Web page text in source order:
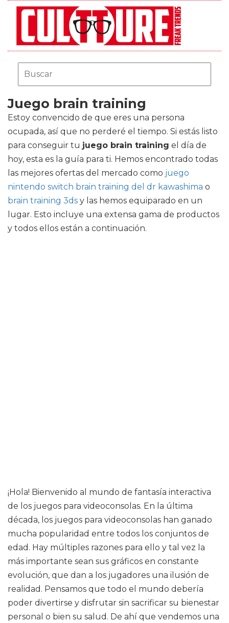
Juego brain training
Estoy convencido de que eres una persona
ocupada, así que no perderé el tiempo. Si estás listo
para conseguir tu juego brain training el día de
hoy, esta es la guía para ti. Hemos encontrado todas
las mejores ofertas del mercado como juego
nintendo switch brain training del dr kawashima o
brain training 3ds y las hemos equiparado en un
lugar. Esto incluye una extensa gama de productos
y todos ellos están a continuación.
¡Hola! Bienvenido al mundo de fantasía interactiva
de los juegos para videoconsolas. En la última
década, los juegos para videoconsolas han ganado
mucha popularidad entre todos los conjuntos de
edad. Hay múltiples razones para ello y tal vez la
más importante sean sus gráficos en constante
evolución, que dan a los jugadores una ilusión de
realidad. Pensamos que todo el mundo debería
poder divertirse y disfrutar sin sacrificar su bienestar
personal o bien su salud. De ahí que vendemos una